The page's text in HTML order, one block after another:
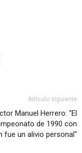
Artículo siguiente
Manuel Herrero: "El
de 1990 con
fue un alivio personal"